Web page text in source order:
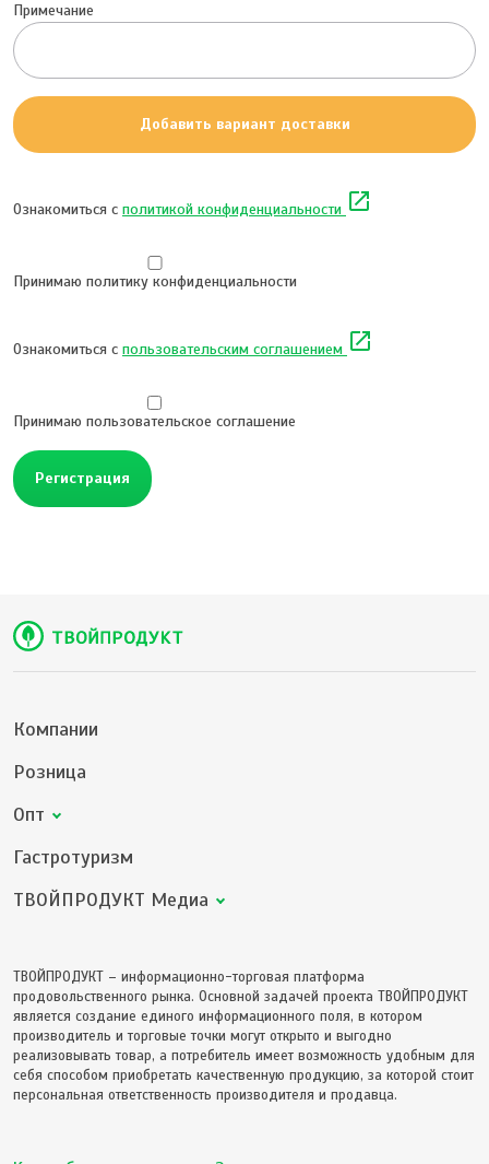
Примечание
Добавить вариант доставки
Ознакомиться с политикой конфиденциальности open_in_new
Принимаю политику конфиденциальности
Ознакомиться с пользовательским соглашением open_in_new
Принимаю пользовательское соглашение
Регистрация
Компании
Розница
Опт
Гастротуризм
ТВОЙПРОДУКТ Медиа
ТВОЙПРОДУКТ – информационно-торговая платформа
продовольственного рынка. Основной задачей проекта ТВОЙПРОДУКТ
является создание единого информационного поля, в котором
производитель и торговые точки могут открыто и выгодно
реализовывать товар, а потребитель имеет возможность удобным для
себя способом приобретать качественную продукцию, за которой стоит
персональная ответственность производителя и продавца.